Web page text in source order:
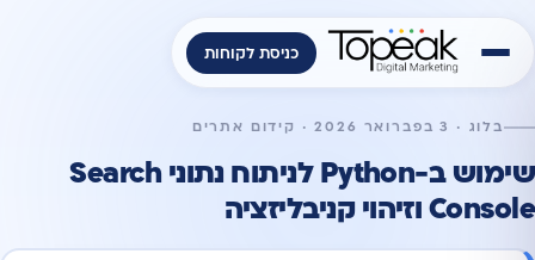
כניסת לקוחות
בלוג · 3 בפברואר 2026 · קידום אתרים
שימוש ב-Python לניתוח נתוני Search
Console וזיהוי קניבליזציה